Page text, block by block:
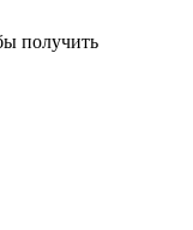
получить